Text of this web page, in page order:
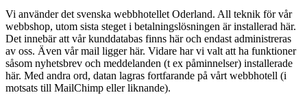
Vi använder det svenska webbhotellet Oderland. All teknik för vår
webbshop, utom sista steget i betalningslösningen är installerad här.
Det innebär att vår kunddatabas finns här och endast administreras
av oss. Även vår mail ligger här. Vidare har vi valt att ha funktioner
såsom nyhetsbrev och meddelanden (t ex påminnelser) installerade
här. Med andra ord, datan lagras fortfarande på vårt webbhotell (i
motsats till MailChimp eller liknande).